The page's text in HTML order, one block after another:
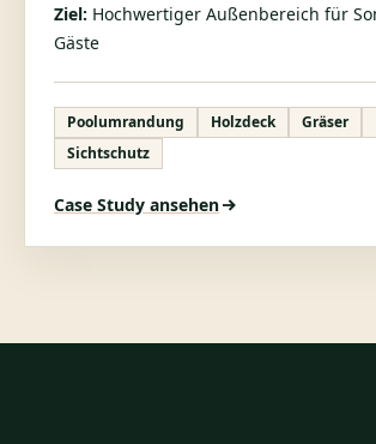
Ziel: Hochwertiger Außenbereich für
Gäste
Poolumrandung Holzdeck Gräser
Sichtschutz
Case Study ansehen